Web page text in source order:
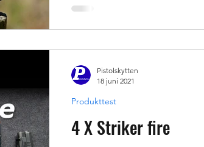
4 X Striker fire
Produkttest
Pistolskytten
18 juni 2021